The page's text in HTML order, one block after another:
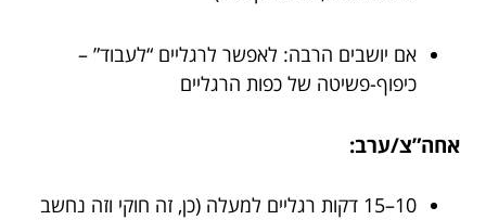
אם יושבים הרבה: לאפשר לרגליים “לעבוד” –
כיפוף-פשיטה של כפות הרגליים
אחה”צ/ערב:
10–15 דקות רגליים למעלה (כן, זה חוקי וזה נחשב